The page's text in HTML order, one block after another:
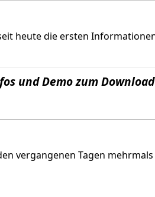
heute die ersten
und Demo zum Download
vergangenen Tagen